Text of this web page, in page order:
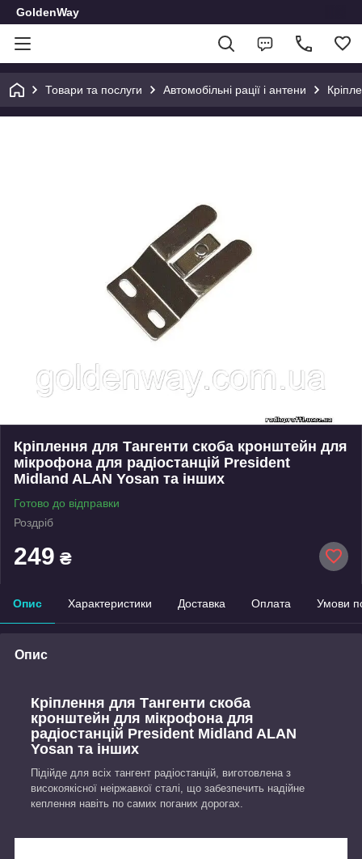
GoldenWay
Товари та послуги Автомобільні рації і антени
Кріплення для Тангенти скоба кронштейн для
мікрофона для радіостанцій President
Midland ALAN Yosan та інших
Готово до відправки
Роздріб
249 ₴
Опис Характеристики Доставка Оплата Умови
Опис
Кріплення для Тангенти скоба
кронштейн для мікрофона для
радіостанцій President Midland ALAN
Yosan та інших
Підійде для всіх тангент радіостанцій, виготовлена з
високоякісної неіржавкої сталі, що забезпечить надійне
кеплення навіть по самих поганих дорогах.